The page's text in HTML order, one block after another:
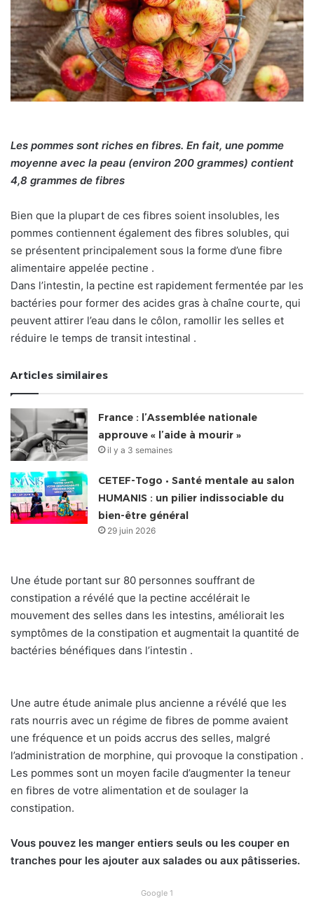
Les pommes sont riches en fibres. En fait, une pomme
moyenne avec la peau (environ 200 grammes) contient
4,8 grammes de fibres
Bien que la plupart de ces fibres soient insolubles, les
pommes contiennent également des fibres solubles, qui
se présentent principalement sous la forme d’une fibre
alimentaire appelée pectine .
Dans l’intestin, la pectine est rapidement fermentée par les
bactéries pour former des acides gras à chaîne courte, qui
peuvent attirer l’eau dans le côlon, ramollir les selles et
réduire le temps de transit intestinal .
Articles similaires
France : l’Assemblée nationale
approuve « l’aide à mourir »
il y a 3 semaines
CETEF-Togo • Santé mentale au salon
HUMANIS : un pilier indissociable du
bien-être général
29 juin 2026
Une étude portant sur 80 personnes souffrant de
constipation a révélé que la pectine accélérait le
mouvement des selles dans les intestins, améliorait les
symptômes de la constipation et augmentait la quantité de
bactéries bénéfiques dans l’intestin .
Une autre étude animale plus ancienne a révélé que les
rats nourris avec un régime de fibres de pomme avaient
une fréquence et un poids accrus des selles, malgré
l’administration de morphine, qui provoque la constipation .
Les pommes sont un moyen facile d’augmenter la teneur
en fibres de votre alimentation et de soulager la
constipation.
Vous pouvez les manger entiers seuls ou les couper en
tranches pour les ajouter aux salades ou aux pâtisseries.
Google 1